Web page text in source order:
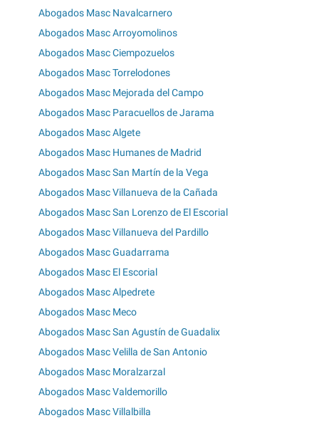
Abogados Masc Navalcarnero
Abogados Masc Arroyomolinos
Abogados Masc Ciempozuelos
Abogados Masc Torrelodones
Abogados Masc Mejorada del Campo
Abogados Masc Paracuellos de Jarama
Abogados Masc Algete
Abogados Masc Humanes de Madrid
Abogados Masc San Martín de la Vega
Abogados Masc Villanueva de la Cañada
Abogados Masc San Lorenzo de El Escorial
Abogados Masc Villanueva del Pardillo
Abogados Masc Guadarrama
Abogados Masc El Escorial
Abogados Masc Alpedrete
Abogados Masc Meco
Abogados Masc San Agustín de Guadalix
Abogados Masc Velilla de San Antonio
Abogados Masc Moralzarzal
Abogados Masc Valdemorillo
Abogados Masc Villalbilla